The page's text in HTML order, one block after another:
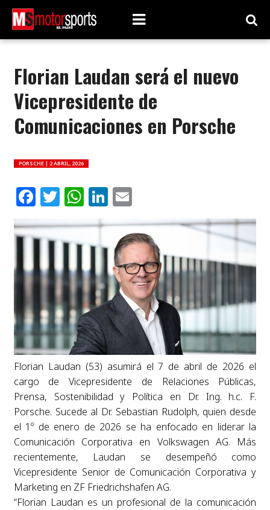
Florian Laudan será el nuevo
Vicepresidente de
Comunicaciones en Porsche
PORSCHE | 2 ABRIL, 2026
Facebook
Twitter
WhatsApp
LinkedIn
Email
Florian Laudan (53) asumirá el 7 de abril de 2026 el
cargo de Vicepresidente de Relaciones Públicas,
Prensa, Sostenibilidad y Política en Dr. Ing. h.c. F.
Porsche. Sucede al Dr. Sebastian Rudolph, quien desde
el 1º de enero de 2026 se ha enfocado en liderar la
Comunicación Corporativa en Volkswagen AG. Más
recientemente, Laudan se desempeñó como
Vicepresidente Senior de Comunicación Corporativa y
Marketing en ZF Friedrichshafen AG.
“Florian Laudan es un profesional de la comunicación